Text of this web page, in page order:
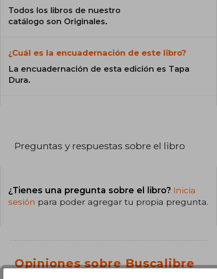
Todos los libros de nuestro
catálogo son Originales.
¿Cuál es la encuadernación de este libro?
La encuadernación de esta edición es Tapa
Dura.
Preguntas y respuestas sobre el libro
¿Tienes una pregunta sobre el libro? Inicia
sesión para poder agregar tu propia pregunta.
Opiniones sobre Buscalibre